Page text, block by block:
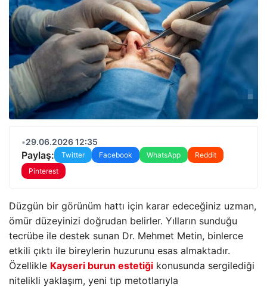
•29.06.2026 12:35
Paylaş: Twitter Facebook WhatsApp
Reddit
Pinterest
Düzgün bir görünüm hattı için karar edeceğiniz uzman,
ömür düzeyinizi doğrudan belirler. Yılların sunduğu
tecrübe ile destek sunan Dr. Mehmet Metin, binlerce
etkili çıktı ile bireylerin huzurunu esas almaktadır.
Özellikle Kayseri burun estetiği konusunda sergilediği
nitelikli yaklaşım, yeni tıp metotlarıyla